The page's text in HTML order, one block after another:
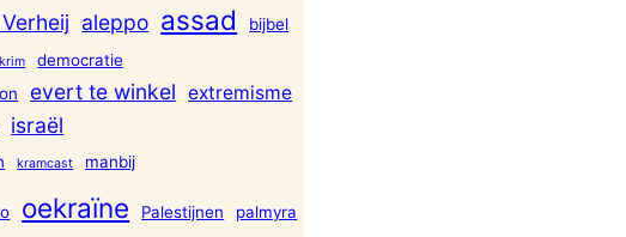
aleppo assad
bijbel
democratie
evert te winkel extremisme
israël
kramcast manbij
oekraïne Palestijnen palmyra